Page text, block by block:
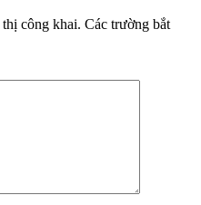
công khai. Các trường bắt